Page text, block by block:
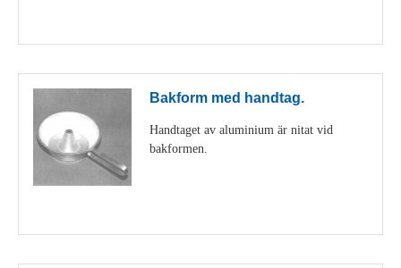
Bakform med handtag.
Handtaget av aluminium är nitat vid
bakformen.